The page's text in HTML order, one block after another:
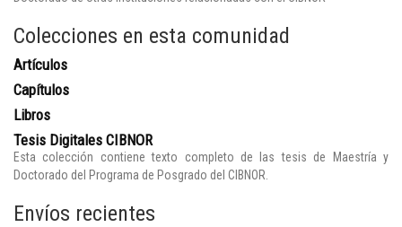
Colecciones en esta comunidad
Artículos
Capítulos
Libros
Tesis Digitales CIBNOR
Esta colección contiene texto completo de las tesis de Maestría y
Doctorado del Programa de Posgrado del CIBNOR.
Envíos recientes